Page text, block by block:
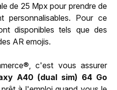
de 25 Mpx pour prendre de
personnalisables. Pour ce
disponibles tels que des
AR emojis.
c'est vous assurer
A40 (dual sim) 64 Go